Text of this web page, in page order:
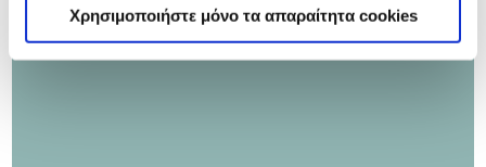
Χρησιμοποιήστε μόνο τα απαραίτητα cookies